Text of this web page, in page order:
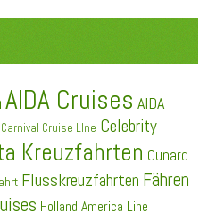
AIDA Cruises AIDA
Carnival Cruise LIne Celebrity
Kreuzfahrten Cunard
Flusskreuzfahrten Fähren
Holland America Line